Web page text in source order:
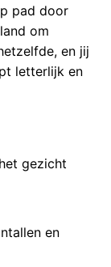
pad door
om
en jij
letterlijk en
gezicht
en